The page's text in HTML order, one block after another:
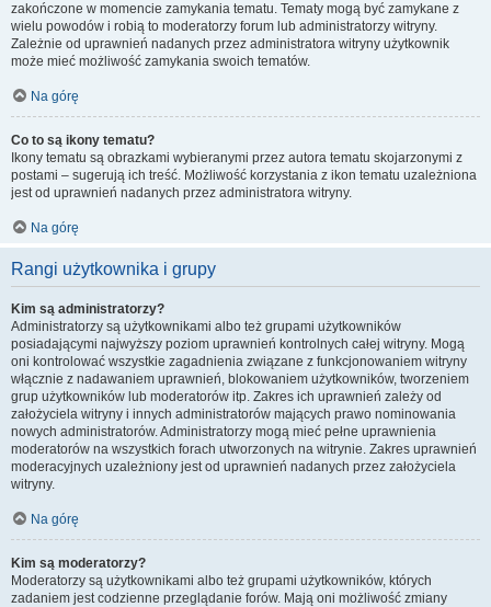
zakończone w momencie zamykania tematu. Tematy mogą być zamykane z
wielu powodów i robią to moderatorzy forum lub administratorzy witryny.
Zależnie od uprawnień nadanych przez administratora witryny użytkownik
może mieć możliwość zamykania swoich tematów.
Na górę
Co to są ikony tematu?
Ikony tematu są obrazkami wybieranymi przez autora tematu skojarzonymi z
postami – sugerują ich treść. Możliwość korzystania z ikon tematu uzależniona
jest od uprawnień nadanych przez administratora witryny.
Na górę
Rangi użytkownika i grupy
Kim są administratorzy?
Administratorzy są użytkownikami albo też grupami użytkowników
posiadającymi najwyższy poziom uprawnień kontrolnych całej witryny. Mogą
oni kontrolować wszystkie zagadnienia związane z funkcjonowaniem witryny
włącznie z nadawaniem uprawnień, blokowaniem użytkowników, tworzeniem
grup użytkowników lub moderatorów itp. Zakres ich uprawnień zależy od
założyciela witryny i innych administratorów mających prawo nominowania
nowych administratorów. Administratorzy mogą mieć pełne uprawnienia
moderatorów na wszystkich forach utworzonych na witrynie. Zakres uprawnień
moderacyjnych uzależniony jest od uprawnień nadanych przez założyciela
witryny.
Na górę
Kim są moderatorzy?
Moderatorzy są użytkownikami albo też grupami użytkowników, których
zadaniem jest codzienne przeglądanie forów. Mają oni możliwość zmiany